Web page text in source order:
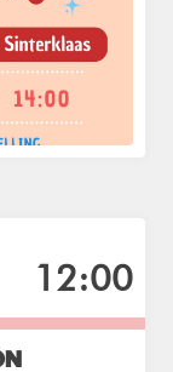
12:00